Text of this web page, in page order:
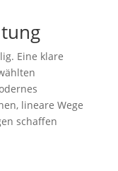
Eine klare
lineare Wege
schaffen